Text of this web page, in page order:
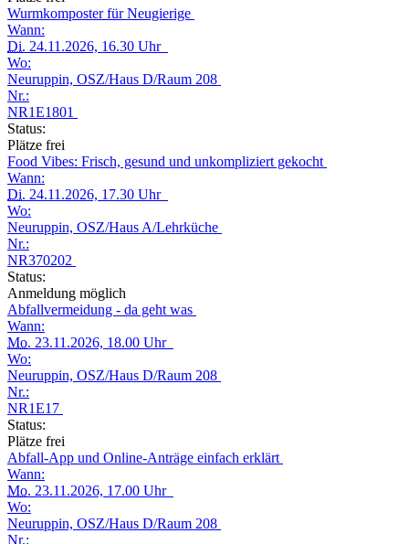
Wurmkomposter für Neugierige
Wann:
Di. 24.11.2026, 16.30 Uhr
Wo:
Neuruppin, OSZ/Haus D/Raum 208
Nr.:
NR1E1801
Status:
Plätze frei
Food Vibes: Frisch, gesund und unkompliziert gekocht
Wann:
Di. 24.11.2026, 17.30 Uhr
Wo:
Neuruppin, OSZ/Haus A/Lehrküche
Nr.:
NR370202
Status:
Anmeldung möglich
Abfallvermeidung - da geht was
Wann:
Mo. 23.11.2026, 18.00 Uhr
Wo:
Neuruppin, OSZ/Haus D/Raum 208
Nr.:
NR1E17
Status:
Plätze frei
Abfall-App und Online-Anträge einfach erklärt
Wann:
Mo. 23.11.2026, 17.00 Uhr
Wo:
Neuruppin, OSZ/Haus D/Raum 208
Nr.: